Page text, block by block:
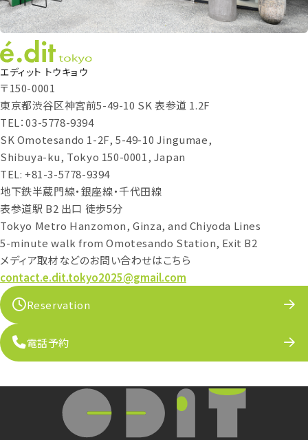
エディット トウキョウ
〒150-0001
東京都渋谷区神宮前5-49-10 SK 表参道 1.2F
TEL：03-5778-9394
SK Omotesando 1-2F, 5-49-10 Jingumae,
Shibuya-ku, Tokyo 150-0001, Japan
TEL: +81-3-5778-9394
地下鉄半蔵門線・銀座線・千代田線
表参道駅 B2 出口 徒歩5分
Tokyo Metro Hanzomon, Ginza, and Chiyoda Lines
5-minute walk from Omotesando Station, Exit B2
メディア取材などのお問い合わせはこちら
contact.e.dit.tokyo2025@gmail.com
Reservation
電話予約